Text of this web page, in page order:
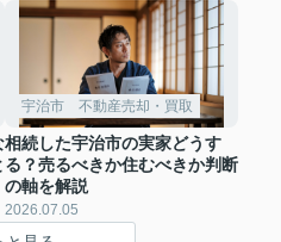
宇治市 不動産売却・買取
相続した宇治市の実家どうす
る？売るべきか住むべきか判断
の軸を解説
2026.07.05